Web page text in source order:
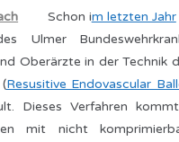
Schon im letzten Jahr
Ulmer
Oberärzte in der Technik
Resusitive Endovascular
Dieses Verfahren
mit nicht